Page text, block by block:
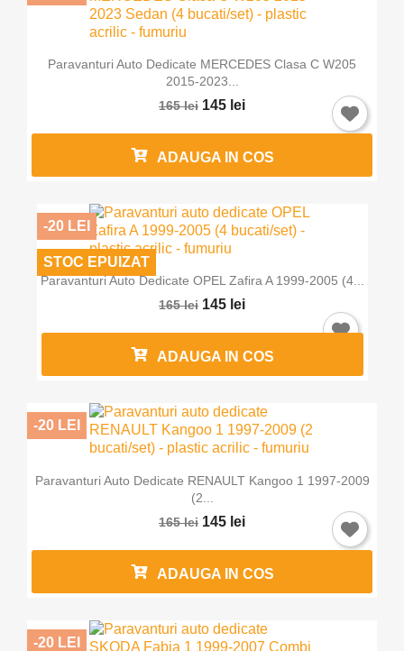
Paravanturi Auto Dedicate MERCEDES Clasa C W205
2015-2023...
165 lei 145 lei
ADAUGA IN COS
Paravanturi Auto Dedicate OPEL Zafira A 1999-2005 (4...
165 lei 145 lei
-20 LEI
STOC EPUIZAT
ADAUGA IN COS
Paravanturi Auto Dedicate RENAULT Kangoo 1 1997-2009
(2...
165 lei 145 lei
-20 LEI
ADAUGA IN COS
-20 LEI